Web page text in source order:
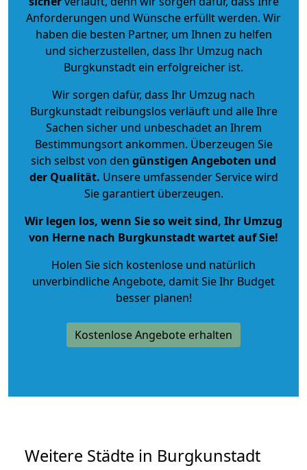
Anforderungen und Wünsche erfüllt werden. Wir
haben die besten Partner, um Ihnen zu helfen
und sicherzustellen, dass Ihr Umzug nach
Burgkunstadt ein erfolgreicher ist.
Wir sorgen dafür, dass Ihr Umzug nach
Burgkunstadt reibungslos verläuft und alle Ihre
Sachen sicher und unbeschadet an Ihrem
Bestimmungsort ankommen. Überzeugen Sie
sich selbst von den günstigen Angeboten und
der Qualität. Unsere umfassender Service wird
Sie garantiert überzeugen.
Wir legen los, wenn Sie so weit sind, Ihr Umzug
von Herne nach Burgkunstadt wartet auf Sie!
Holen Sie sich kostenlose und natürlich
unverbindliche Angebote, damit Sie Ihr Budget
besser planen!
Kostenlose Angebote erhalten
Weitere Städte in Burgkunstadt